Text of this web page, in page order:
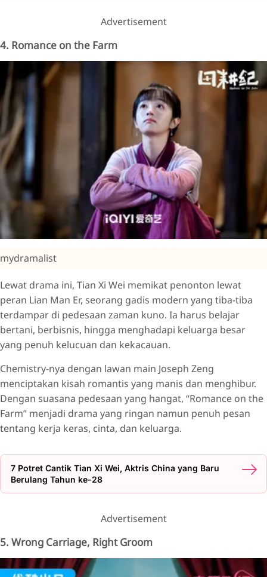
Advertisement
4. Romance on the Farm
mydramalist
Lewat drama ini, Tian Xi Wei memikat penonton lewat
peran Lian Man Er, seorang gadis modern yang tiba-tiba
terdampar di pedesaan zaman kuno. Ia harus belajar
bertani, berbisnis, hingga menghadapi keluarga besar
yang penuh kelucuan dan kekacauan.
Chemistry-nya dengan lawan main Joseph Zeng
menciptakan kisah romantis yang manis dan menghibur.
Dengan suasana pedesaan yang hangat, “Romance on the
Farm” menjadi drama yang ringan namun penuh pesan
tentang kerja keras, cinta, dan keluarga.
7 Potret Cantik Tian Xi Wei, Aktris China yang Baru
Berulang Tahun ke-28
Advertisement
5. Wrong Carriage, Right Groom